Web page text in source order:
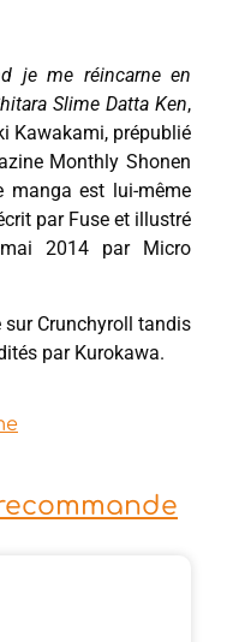
je me réincarne en
Slime Datta Ken,
Kawakami, prépublié
Monthly Shonen
manga est lui-même
par Fuse et illustré
2014 par Micro
sur Crunchyroll tandis
par Kurokawa.